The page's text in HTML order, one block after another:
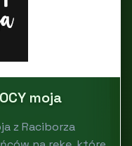
moja
z Raciborza